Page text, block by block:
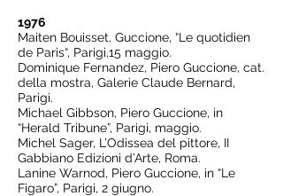
1976
Maiten Bouisset, Guccione, “Le quotidien
de Paris“, Parigi,15 maggio.
Dominique Fernandez, Piero Guccione, cat.
della mostra, Galerie Claude Bernard,
Parigi.
Michael Gibbson, Piero Guccione, in
“Herald Tribune”, Parigi, maggio.
Michel Sager, L’Odissea del pittore, II
Gabbiano Edizioni d’Arte, Roma.
Lanine Warnod, Piero Guccione, in “Le
Figaro”, Parigi, 2 giugno.